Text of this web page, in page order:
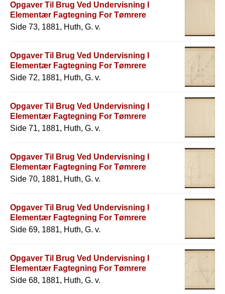
Opgaver Til Brug Ved Undervisning I
Elementær Fagtegning For Tømrere
Side 73, 1881, Huth, G. v.
Opgaver Til Brug Ved Undervisning I
Elementær Fagtegning For Tømrere
Side 72, 1881, Huth, G. v.
Opgaver Til Brug Ved Undervisning I
Elementær Fagtegning For Tømrere
Side 71, 1881, Huth, G. v.
Opgaver Til Brug Ved Undervisning I
Elementær Fagtegning For Tømrere
Side 70, 1881, Huth, G. v.
Opgaver Til Brug Ved Undervisning I
Elementær Fagtegning For Tømrere
Side 69, 1881, Huth, G. v.
Opgaver Til Brug Ved Undervisning I
Elementær Fagtegning For Tømrere
Side 68, 1881, Huth, G. v.